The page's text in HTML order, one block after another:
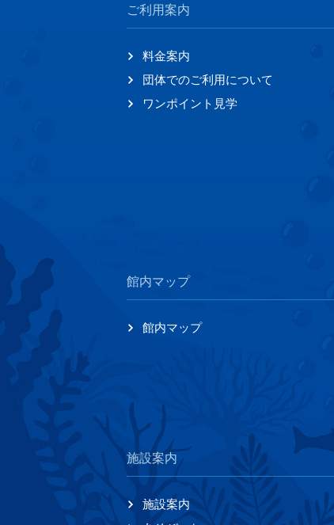
ご利用案内
料金案内
団体でのご利用について
ワンポイント見学
館内マップ
館内マップ
施設案内
施設案内